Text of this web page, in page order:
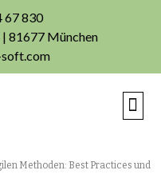
67 830
81677 München
Methoden: Best Practices und